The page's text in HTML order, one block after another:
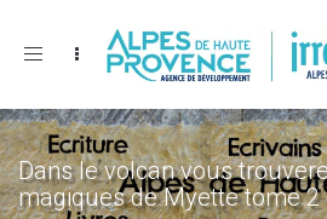
Toggle
Dans le volcan vous
magiques de Myette tome 2